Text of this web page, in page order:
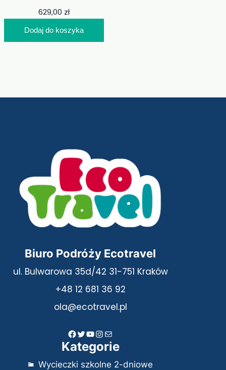
629,00 zł
Dodaj do koszyka
Biuro Podróży Ecotravel
ul. Bulwarowa 35d/42 31-751 Kraków
+48 12 681 36 92
ola@ecotravel.pl
Facebook Twitter YouTube InstagramMail
Kategorie
Wycieczki szkolne 2-dniowe